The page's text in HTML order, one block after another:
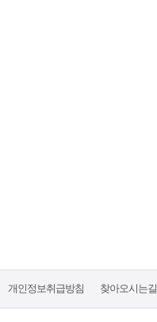
개인정보취급방침 찾아오시는길